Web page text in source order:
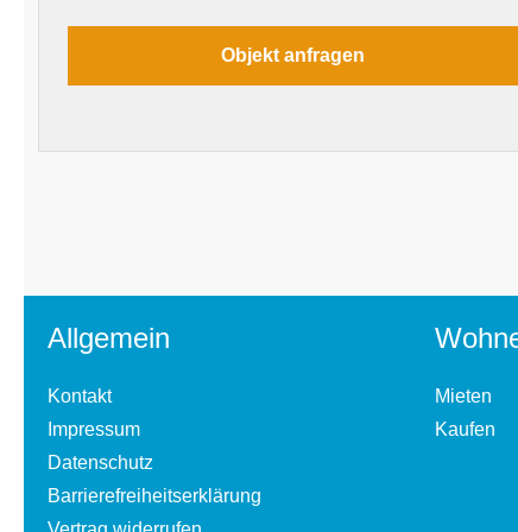
Allgemein
Kontakt
Impressum
Datenschutz
Barrierefreiheitserklärung
Mieten
Kaufen